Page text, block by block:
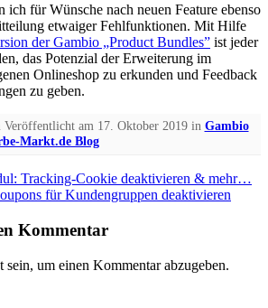
für Wünsche nach neuen Feature ebenso
etwaiger Fehlfunktionen. Mit Hilfe
der Gambio „Product Bundles” ist jeder
das Potenzial der Erweiterung im
Onlineshop zu erkunden und Feedback
zu geben.
Veröffentlicht am 17. Oktober 2019in Gambio
Markt.de Blog
Tracking-Cookie deaktivieren & mehr…
für Kundengruppen deaktivieren
Kommentar
sein, um einen Kommentar abzugeben.